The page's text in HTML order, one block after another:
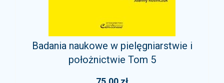
Badania naukowe w pielęgniarstwie i
położnictwie Tom 5